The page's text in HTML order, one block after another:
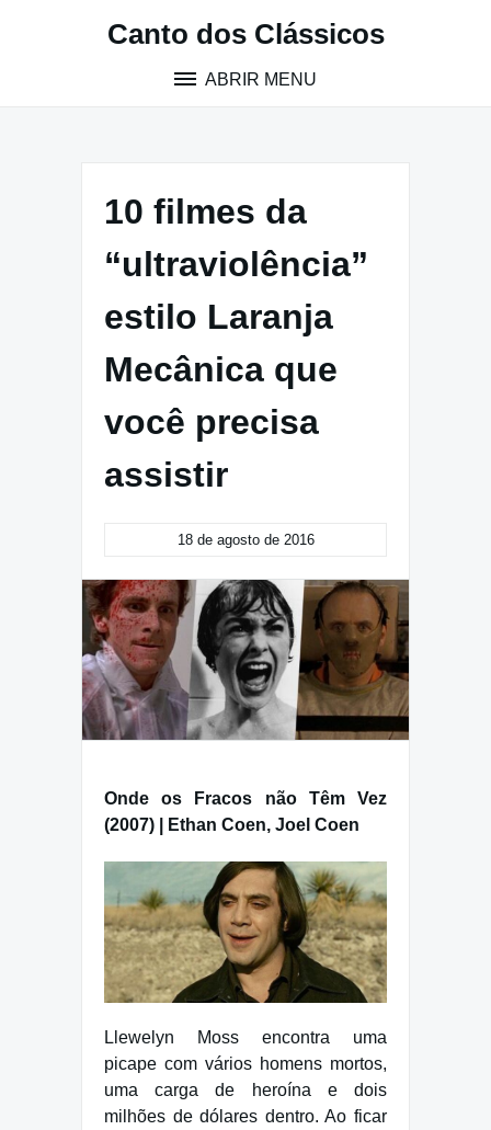
Canto dos Clássicos
ABRIR MENU
10 filmes da
“ultraviolência”
estilo Laranja
Mecânica que
você precisa
assistir
18 de agosto de 2016
Onde os Fracos não Têm Vez
(2007) | Ethan Coen, Joel Coen
Llewelyn Moss encontra uma
picape com vários homens mortos,
uma carga de heroína e dois
milhões de dólares dentro. Ao ficar